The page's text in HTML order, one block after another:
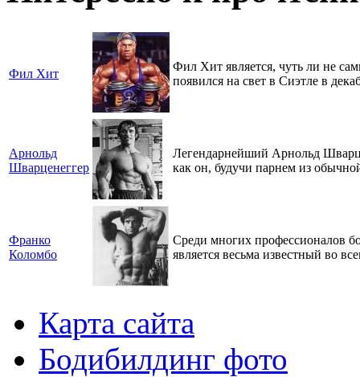
Фил Хит
Фил Хит является, чуть ли не
появился на свет в Сиэтле в
Арнольд
Шварценеггер
Легендарнейший Арнольд
как он, будучи парнем из
Франко
Коломбо
Среди многих профессионалов
является весьма известный во
Карта сайта
Бодибилдинг фото